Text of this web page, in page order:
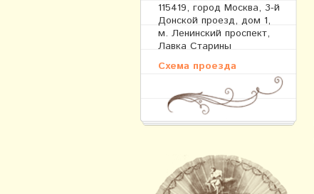
115419, город Москва, 3-й
Донской проезд, дом 1,
м. Ленинский проспект,
Лавка Старины
Схема проезда